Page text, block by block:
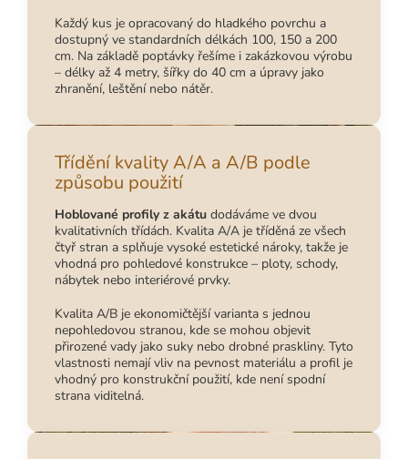
Každý kus je opracovaný do hladkého povrchu a
dostupný ve standardních délkách 100, 150 a 200
cm. Na základě poptávky řešíme i zakázkovou výrobu
– délky až 4 metry, šířky do 40 cm a úpravy jako
zhranění, leštění nebo nátěr.
Třídění kvality A/A a A/B podle
způsobu použití
Hoblované profily z akátu dodáváme ve dvou
kvalitativních třídách. Kvalita A/A je tříděná ze všech
čtyř stran a splňuje vysoké estetické nároky, takže je
vhodná pro pohledové konstrukce – ploty, schody,
nábytek nebo interiérové prvky.
Kvalita A/B je ekonomičtější varianta s jednou
nepohledovou stranou, kde se mohou objevit
přirozené vady jako suky nebo drobné praskliny. Tyto
vlastnosti nemají vliv na pevnost materiálu a profil je
vhodný pro konstrukční použití, kde není spodní
strana viditelná.